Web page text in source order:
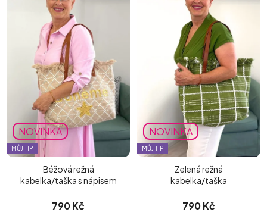
NOVINKA
MŮJ TIP
Béžová režná
kabelka/taška s nápisem
790 Kč
NOVINKA
MŮJ TIP
Zelená režná
kabelka/taška
790 Kč